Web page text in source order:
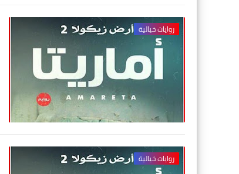
روايات خيالية
روايات خيالية